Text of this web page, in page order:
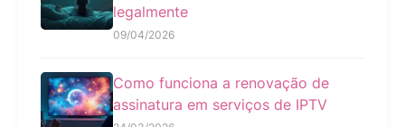
legalmente
09/04/2026
Como funciona a renovação de
assinatura em serviços de IPTV